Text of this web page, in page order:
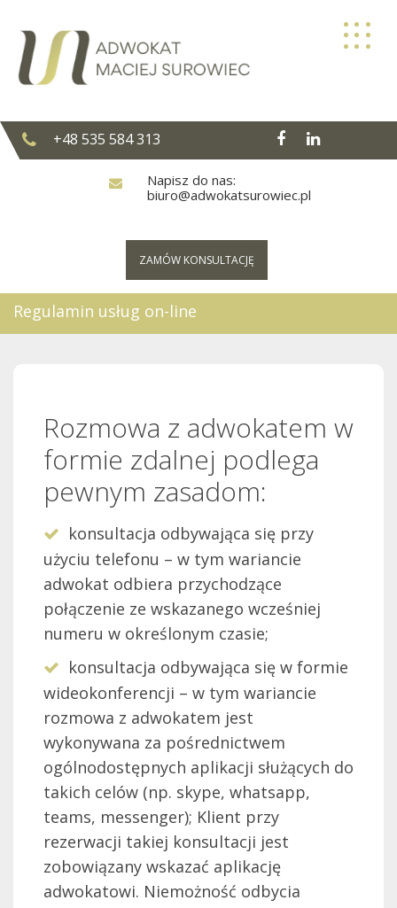
content
+48 535 584 313
Napisz do nas:
biuro@adwokatsurowiec.pl
ZAMÓW KONSULTACJĘ
Regulamin usług on-line
Rozmowa z adwokatem w
formie zdalnej podlega
pewnym zasadom:
konsultacja odbywająca się przy
użyciu telefonu – w tym wariancie
adwokat odbiera przychodzące
połączenie ze wskazanego wcześniej
numeru w określonym czasie;
konsultacja odbywająca się w formie
wideokonferencji – w tym wariancie
rozmowa z adwokatem jest
wykonywana za pośrednictwem
ogólnodostępnych aplikacji służących do
takich celów (np. skype, whatsapp,
teams, messenger); Klient przy
rezerwacji takiej konsultacji jest
zobowiązany wskazać aplikację
adwokatowi. Niemożność odbycia